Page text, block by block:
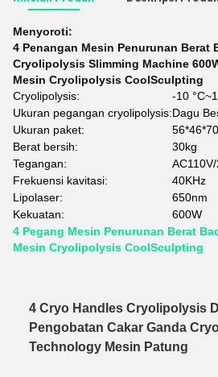
Menyoroti:
4 Penangan Mesin Penurunan Berat
Cryolipolysis Slimming Machine
Mesin Cryolipolysis CoolSculpting
Cryolipolysis:
-10
Ukuran pegangan cryolipolysis:Dagu
Ukuran paket:
Berat bersih:
30kg
Tegangan:
Frekuensi kavitasi:
40KHz
Lipolaser:
650nm
Kekuatan:
600W
4 Pegang Mesin Penurunan Berat
Mesin Cryolipolysis CoolSculpting
4 Cryo Handles Cryolipolysis
Pengobatan Cakar Ganda
Technology Mesin Patung